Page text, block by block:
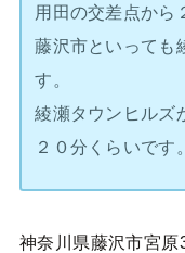
用田の交差点から
藤沢市といっても
す。
綾瀬タウンヒルズ
２０分くらいです。
神奈川県藤沢市宮原